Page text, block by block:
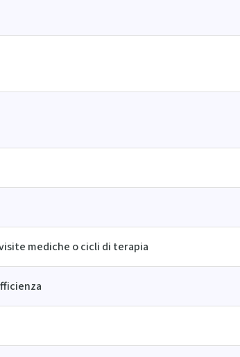
mediche o cicli di terapia